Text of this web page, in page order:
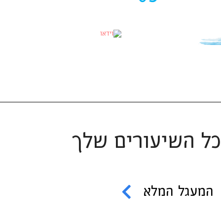
כל השיעורים שלך
המעגל המלא